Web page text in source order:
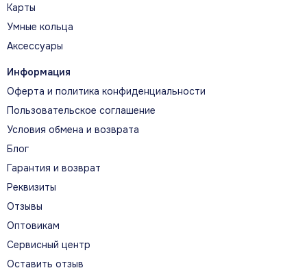
Карты
Умные кольца
Аксессуары
Информация
Оферта и политика конфиденциальности
Пользовательское соглашение
Условия обмена и возврата
Блог
Гарантия и возврат
Реквизиты
Отзывы
Оптовикам
Сервисный центр
Оставить отзыв